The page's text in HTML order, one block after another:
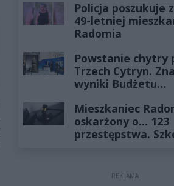
Policja poszukuje
49-letniej
Radomia
Powstanie chytry
Trzech Cytryn.
wyniki Budżetu
Mieszkaniec
oskarżony o... 123
przestępstwa.
REKLAMA